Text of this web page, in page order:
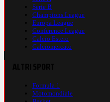
Serie B
Champions League
Europa League
Conference League
Calcio Estero
Calciomercato
Formula 1
Motomondiale